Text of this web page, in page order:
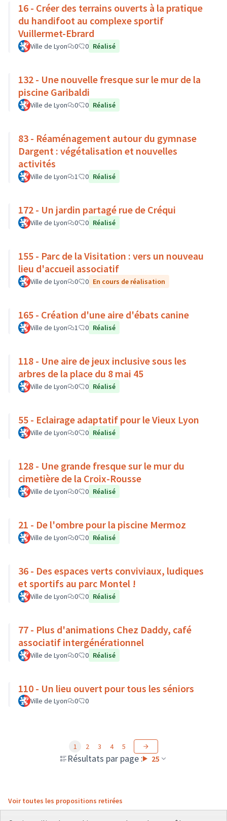
16 - Créer des terrains ouverts à la pratique
du handifoot au complexe sportif
Vuillermet-Ebrard
Ville de Lyon 0 0 Réalisé
132 - Une nouvelle fresque sur le mur de la
piscine Garibaldi
Ville de Lyon 0 0 Réalisé
83 - Réaménagement autour du gymnase
Dargent : végétalisation et nouvelles
activités
Ville de Lyon 1 0 Réalisé
172 - Un jardin partagé rue de Créqui
Ville de Lyon 0 0 Réalisé
155 - Parc de la Visitation : vers un nouveau
lieu d'accueil associatif
Ville de Lyon 0 0 En cours de réalisation
165 - Création d'une aire d'ébats canine
Ville de Lyon 1 0 Réalisé
118 - Une aire de jeux inclusive sous les
arbres de la place du 8 mai 45
Ville de Lyon 0 0 Réalisé
55 - Eclairage adaptatif pour le Vieux Lyon
Ville de Lyon 0 0 Réalisé
128 - Une grande fresque sur le mur du
cimetière de la Croix-Rousse
Ville de Lyon 0 0 Réalisé
21 - De l'ombre pour la piscine Mermoz
Ville de Lyon 0 0 Réalisé
36 - Des espaces verts conviviaux, ludiques
et sportifs au parc Montel !
Ville de Lyon 0 0 Réalisé
77 - Plus d'animations Chez Daddy, café
associatif intergénérationnel
Ville de Lyon 0 0 Réalisé
110 - Un lieu ouvert pour tous les séniors
Ville de Lyon 0 0
Résultats par page : 25
1 2 3 4 5
Voir toutes les propositions retirées